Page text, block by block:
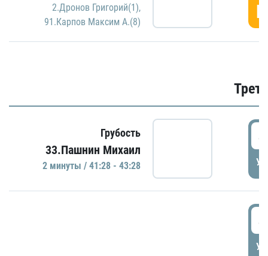
2.Дронов Григорий(1),
91.Карпов Максим А.(8)
Грубость
33.Пашнин Михаил
2 минуты / 41:28 - 43:28